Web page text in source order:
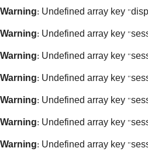
Warning: Undefined array key
Warning: Undefined array key
Warning: Undefined array key
Warning: Undefined array key
Warning: Undefined array key
Warning: Undefined array key
Warning: Undefined array key